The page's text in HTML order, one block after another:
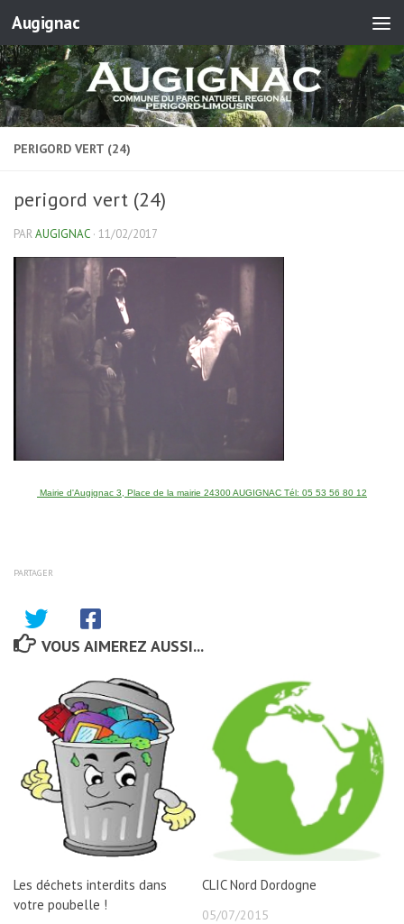
Skip to content
Augignac
PERIGORD VERT (24)
perigord vert (24)
PARAUGIGNAC · 11/02/2017
Mairie d'Augignac 3, Place de la mairie 24300 AUGIGNAC Tél: 05 53 56 80 12
PARTAGER
VOUS AIMEREZ AUSSI...
Les déchets interdits dans
votre poubelle !
CLIC Nord Dordogne
05/07/2015